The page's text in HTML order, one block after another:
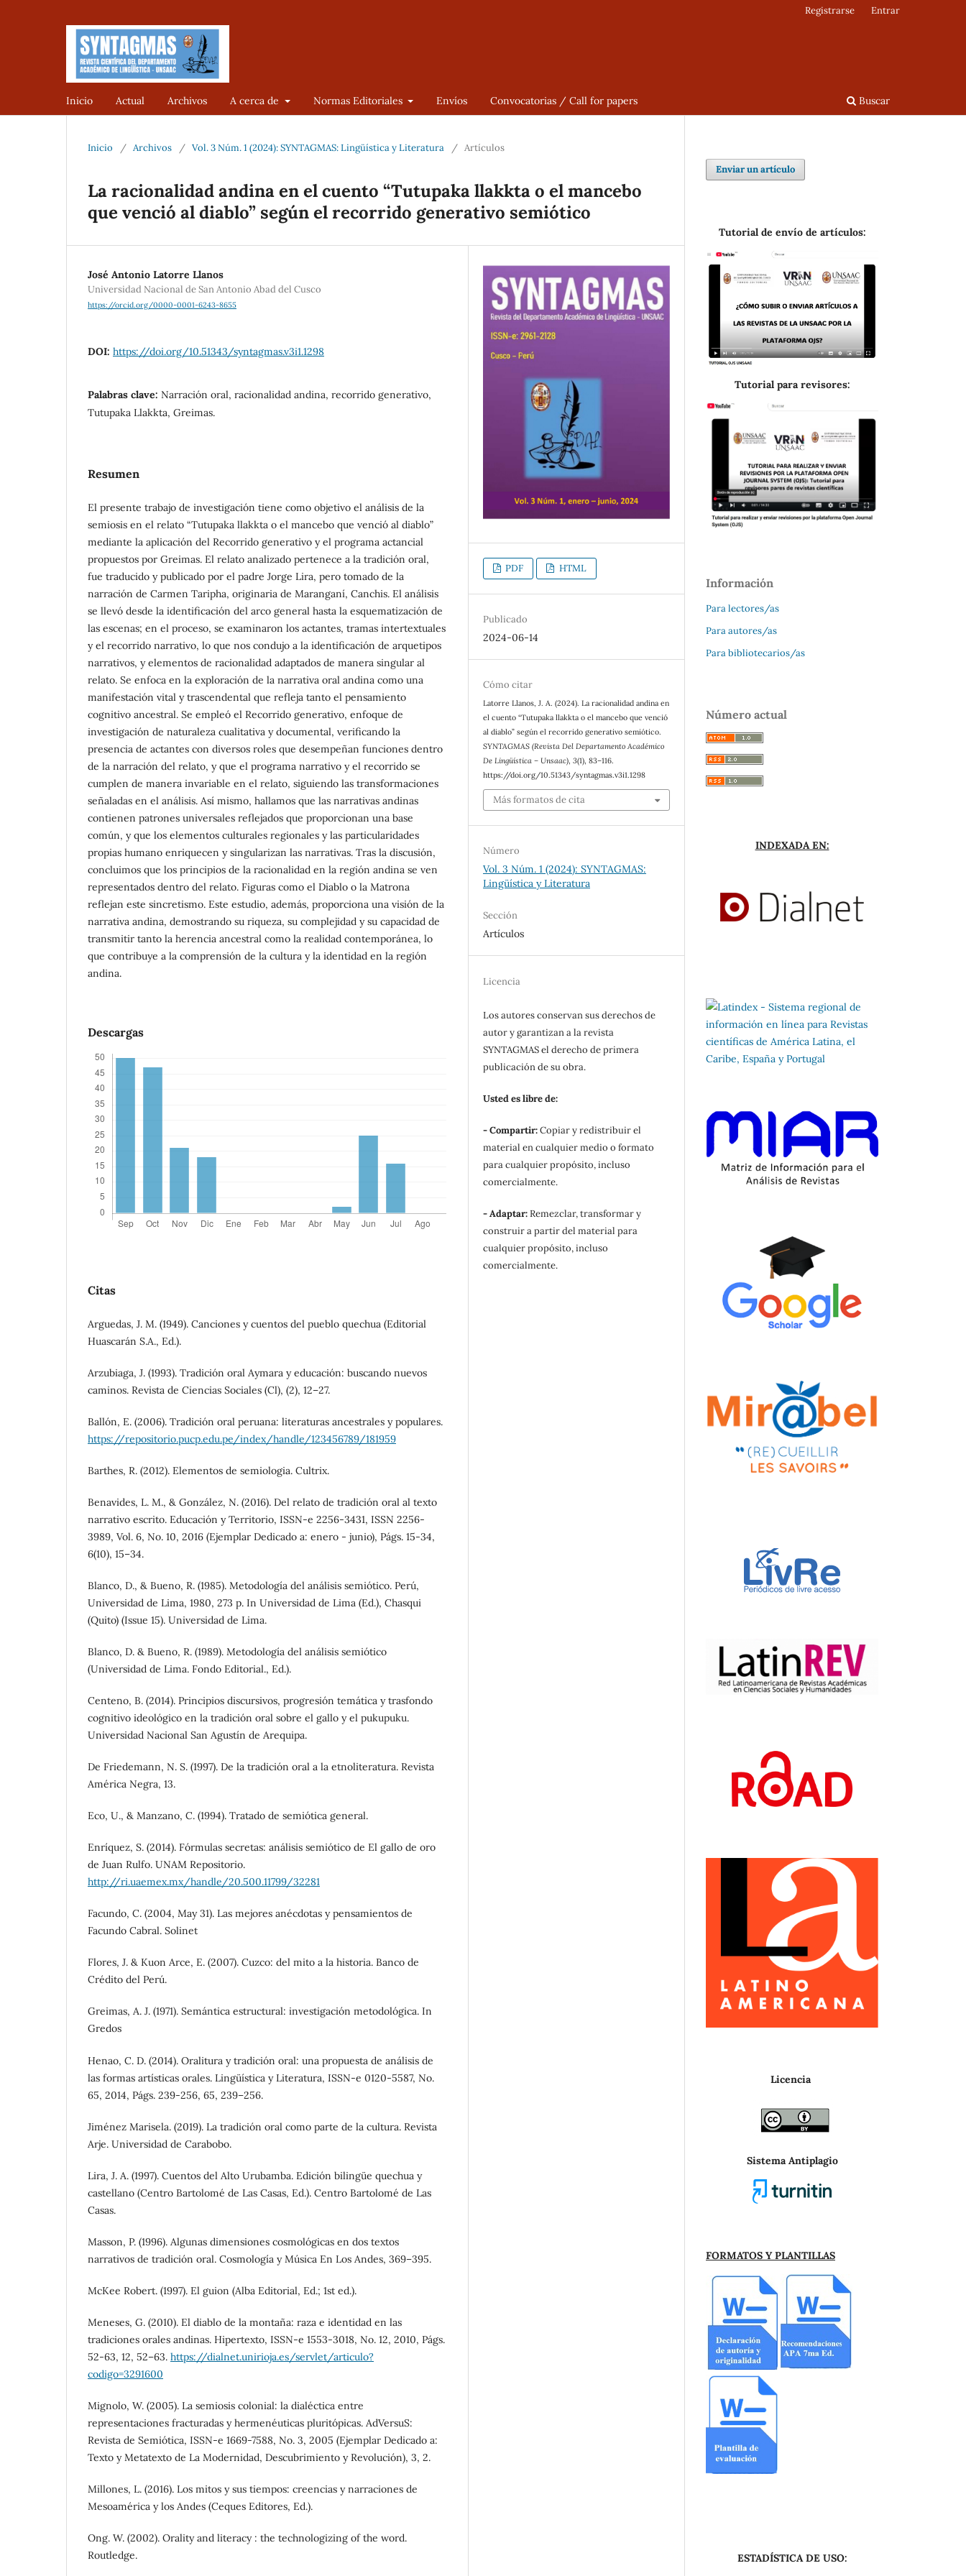
Inicio Actual Archivos A cerca de Normas Editoriales Envíos Convocatorias / Call for papers Buscar
Registrarse Entrar
Inicio / Archivos / Vol. 3 Núm. 1 (2024): SYNTAGMAS: Lingüística y Literatura / Artículos
La racionalidad andina en el cuento “Tutupaka llakkta o el mancebo
que venció al diablo” según el recorrido generativo semiótico
José Antonio Latorre Llanos
Universidad Nacional de San Antonio Abad del Cusco
https://orcid.org/0000-0001-6243-8655
DOI: https://doi.org/10.51343/syntagmas.v3i1.1298
Palabras clave: Narración oral, racionalidad andina, recorrido generativo,
Tutupaka Llakkta, Greimas.
Resumen
El presente trabajo de investigación tiene como objetivo el análisis de la
semiosis en el relato “Tutupaka llakkta o el mancebo que venció al diablo”
mediante la aplicación del Recorrido generativo y el programa actancial
propuestos por Greimas. El relato analizado pertenece a la tradición oral,
fue traducido y publicado por el padre Jorge Lira, pero tomado de la
narración de Carmen Taripha, originaria de Maranganí, Canchis. El análisis
se llevó desde la identificación del arco general hasta la esquematización de
las escenas; en el proceso, se examinaron los actantes, tramas intertextuales
y el recorrido narrativo, lo que nos condujo a la identificación de arquetipos
narrativos, y elementos de racionalidad adaptados de manera singular al
relato. Se enfoca en la exploración de la narrativa oral andina como una
manifestación vital y trascendental que refleja tanto el pensamiento
cognitivo ancestral. Se empleó el Recorrido generativo, enfoque de
investigación de naturaleza cualitativa y documental, verificando la
presencia de actantes con diversos roles que desempeñan funciones dentro
de la narración del relato, y que el programa narrativo y el recorrido se
cumplen de manera invariable en el relato, siguiendo las transformaciones
señaladas en el análisis. Así mismo, hallamos que las narrativas andinas
contienen patrones universales reflejados que proporcionan una base
común, y que los elementos culturales regionales y las particularidades
propias humano enriquecen y singularizan las narrativas. Tras la discusión,
concluimos que los principios de la racionalidad en la región andina se ven
representados dentro del relato. Figuras como el Diablo o la Matrona
reflejan este sincretismo. Este estudio, además, proporciona una visión de la
narrativa andina, demostrando su riqueza, su complejidad y su capacidad de
transmitir tanto la herencia ancestral como la realidad contemporánea, lo
que contribuye a la comprensión de la cultura y la identidad en la región
andina.
Descargas
Citas
Arguedas, J. M. (1949). Canciones y cuentos del pueblo quechua (Editorial
Huascarán S.A., Ed.).
Arzubiaga, J. (1993). Tradición oral Aymara y educación: buscando nuevos
caminos. Revista de Ciencias Sociales (Cl), (2), 12–27.
Ballón, E. (2006). Tradición oral peruana: literaturas ancestrales y populares.
https://repositorio.pucp.edu.pe/index/handle/123456789/181959
Barthes, R. (2012). Elementos de semiologia. Cultrix.
Benavides, L. M., & González, N. (2016). Del relato de tradición oral al texto
narrativo escrito. Educación y Territorio, ISSN-e 2256-3431, ISSN 2256-
3989, Vol. 6, No. 10, 2016 (Ejemplar Dedicado a: enero - junio), Págs. 15-34,
6(10), 15–34.
Blanco, D., & Bueno, R. (1985). Metodología del análisis semiótico. Perú,
Universidad de Lima, 1980, 273 p. In Universidad de Lima (Ed.), Chasqui
(Quito) (Issue 15). Universidad de Lima.
Blanco, D. & Bueno, R. (1989). Metodología del análisis semiótico
(Universidad de Lima. Fondo Editorial., Ed.).
Centeno, B. (2014). Principios discursivos, progresión temática y trasfondo
cognitivo ideológico en la tradición oral sobre el gallo y el pukupuku.
Universidad Nacional San Agustín de Arequipa.
De Friedemann, N. S. (1997). De la tradición oral a la etnoliteratura. Revista
América Negra, 13.
Eco, U., & Manzano, C. (1994). Tratado de semiótica general.
Enríquez, S. (2014). Fórmulas secretas: análisis semiótico de El gallo de oro
de Juan Rulfo. UNAM Repositorio.
http://ri.uaemex.mx/handle/20.500.11799/32281
Facundo, C. (2004, May 31). Las mejores anécdotas y pensamientos de
Facundo Cabral. Solinet
Flores, J. & Kuon Arce, E. (2007). Cuzco: del mito a la historia. Banco de
Crédito del Perú.
Greimas, A. J. (1971). Semántica estructural: investigación metodológica. In
Gredos
Henao, C. D. (2014). Oralitura y tradición oral: una propuesta de análisis de
las formas artísticas orales. Lingüística y Literatura, ISSN-e 0120-5587, No.
65, 2014, Págs. 239-256, 65, 239–256.
Jiménez Marisela. (2019). La tradición oral como parte de la cultura. Revista
Arje. Universidad de Carabobo.
Lira, J. A. (1997). Cuentos del Alto Urubamba. Edición bilingüe quechua y
castellano (Centro Bartolomé de Las Casas, Ed.). Centro Bartolomé de Las
Casas.
Masson, P. (1996). Algunas dimensiones cosmológicas en dos textos
narrativos de tradición oral. Cosmología y Música En Los Andes, 369–395.
McKee Robert. (1997). El guion (Alba Editorial, Ed.; 1st ed.).
Meneses, G. (2010). El diablo de la montaña: raza e identidad en las
tradiciones orales andinas. Hipertexto, ISSN-e 1553-3018, No. 12, 2010, Págs.
52-63, 12, 52–63. https://dialnet.unirioja.es/servlet/articulo?
codigo=3291600
Mignolo, W. (2005). La semiosis colonial: la dialéctica entre
representaciones fracturadas y hermenéuticas pluritópicas. AdVersuS:
Revista de Semiótica, ISSN-e 1669-7588, No. 3, 2005 (Ejemplar Dedicado a:
Texto y Metatexto de La Modernidad, Descubrimiento y Revolución), 3, 2.
Millones, L. (2016). Los mitos y sus tiempos: creencias y narraciones de
Mesoamérica y los Andes (Ceques Editores, Ed.).
Ong. W. (2002). Orality and literacy : the technologizing of the word.
Routledge.
PDF HTML
Publicado
2024-06-14
Cómo citar
Latorre Llanos, J. A. (2024). La racionalidad andina en
el cuento “Tutupaka llakkta o el mancebo que venció
al diablo” según el recorrido generativo semiótico.
SYNTAGMAS (Revista Del Departamento Académico
De Lingüística – Unsaac),3(1), 83–116.
https://doi.org/10.51343/syntagmas.v3i1.1298
Más formatos de cita
Número
Vol. 3 Núm. 1 (2024): SYNTAGMAS:
Lingüística y Literatura
Sección
Artículos
Licencia
Los autores conservan sus derechos de
autor y garantizan a la revista
SYNTAGMAS el derecho de primera
publicación de su obra.
Usted es libre de:
- Compartir:Copiar y redistribuir el
material en cualquier medio o formato
para cualquier propósito, incluso
comercialmente.
- Adaptar:Remezclar, transformar y
construir a partir del material para
cualquier propósito, incluso
comercialmente.
Enviar un artículo
Tutorial de envío de artículos:
Tutorial para revisores:
Información
Para lectores/as
Para autores/as
Para bibliotecarios/as
Número actual
INDEXADA EN:
Licencia
Sistema Antiplagio
FORMATOS Y PLANTILLAS
ESTADÍSTICA DE USO: